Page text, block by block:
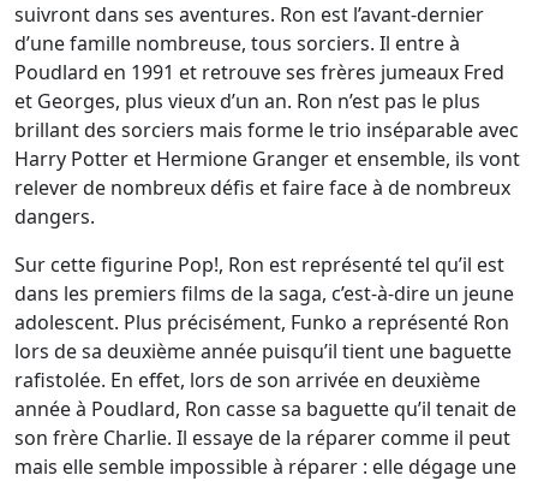
suivront dans ses aventures. Ron est l’avant-dernier
d’une famille nombreuse, tous sorciers. Il entre à
Poudlard en 1991 et retrouve ses frères jumeaux Fred
et Georges, plus vieux d’un an. Ron n’est pas le plus
brillant des sorciers mais forme le trio inséparable avec
Harry Potter et Hermione Granger et ensemble, ils vont
relever de nombreux défis et faire face à de nombreux
dangers.
Sur cette figurine Pop!, Ron est représenté tel qu’il est
dans les premiers films de la saga, c’est-à-dire un jeune
adolescent. Plus précisément, Funko a représenté Ron
lors de sa deuxième année puisqu’il tient une baguette
rafistolée. En effet, lors de son arrivée en deuxième
année à Poudlard, Ron casse sa baguette qu’il tenait de
son frère Charlie. Il essaye de la réparer comme il peut
mais elle semble impossible à réparer : elle dégage une